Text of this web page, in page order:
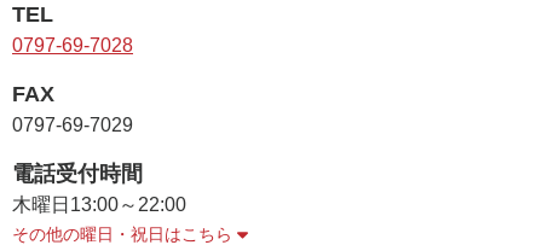
TEL
0797-69-7028
FAX
0797-69-7029
電話受付時間
木曜日 13:00～22:00
その他の曜日・祝日はこちら